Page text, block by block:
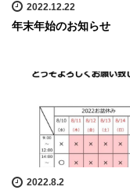
2022.12.22
年末年始のお知らせ
2022.8.2